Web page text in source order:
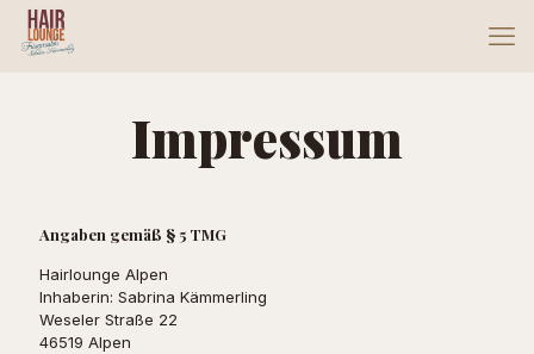
Impressum
Angaben gemäß § 5 TMG
Hairlounge Alpen
Inhaberin: Sabrina Kämmerling
Weseler Straße 22
46519 Alpen